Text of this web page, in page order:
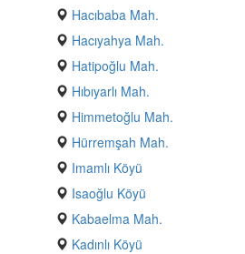
Hacıbaba Mah.
Hacıyahya Mah.
Hatipoğlu Mah.
Hıbıyarlı Mah.
Himmetoğlu Mah.
Hürremşah Mah.
Imamlı Köyü
Isaoğlu Köyü
Kabaelma Mah.
Kadınlı Köyü